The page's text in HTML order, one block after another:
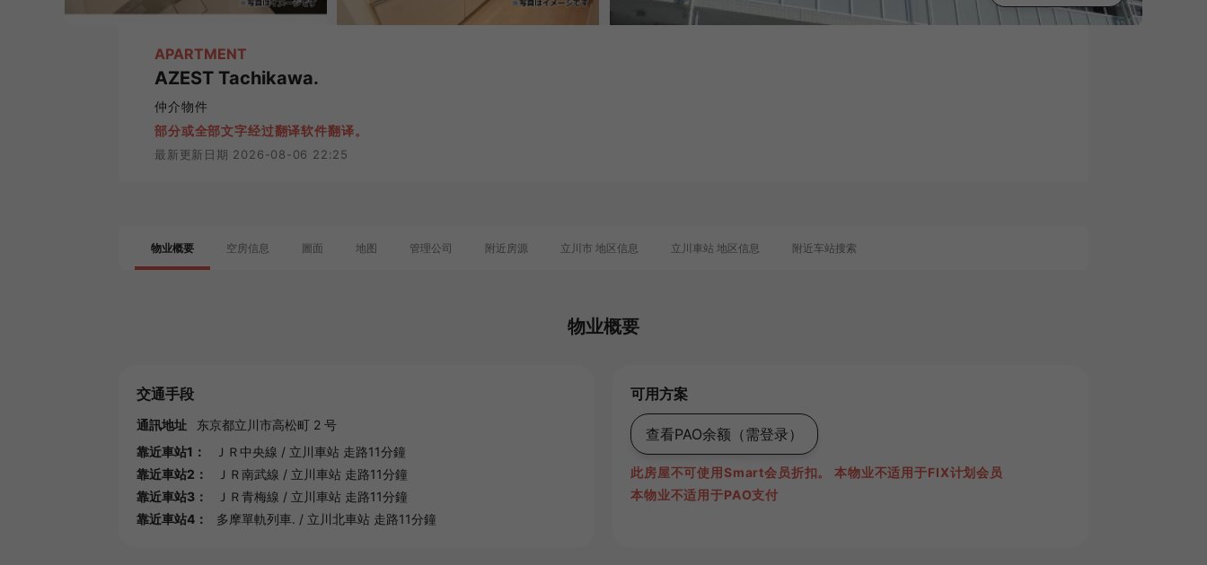
APARTMENT
AZEST Tachikawa.
仲介物件
部分或全部文字经过翻译软件翻译。
最新更新日期 2026-08-06 22:25
物业概要 空房信息 圖面 地图 管理公司 附近房源 立川市 地区信息 立川車站 地区信息 附近车站搜索
物业概要
交通手段
通訊地址 东京都立川市高松町 2 号
靠近車站1：
ＪＲ中央線 / 立川車站 走路11分鐘
靠近車站2：
ＪＲ南武線 / 立川車站 走路11分鐘
靠近車站3：
ＪＲ青梅線 / 立川車站 走路11分鐘
靠近車站4：
多摩單軌列車. / 立川北車站 走路11分鐘
可用方案
查看PAO余额 （需登录）
此房屋不可使用Smart会员折扣。
本物业不适用于FIX计划会员
本物业不适用于PAO支付